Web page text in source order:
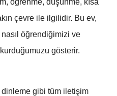
öğrenme, düşünme, kısa
çevre ile ilgilidir. Bu ev,
nasıl öğrendiğimizi ve
gösterir.
dinleme gibi tüm iletişim